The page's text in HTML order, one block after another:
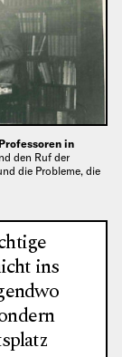
in
den Ruf der
die Probleme, die
ins